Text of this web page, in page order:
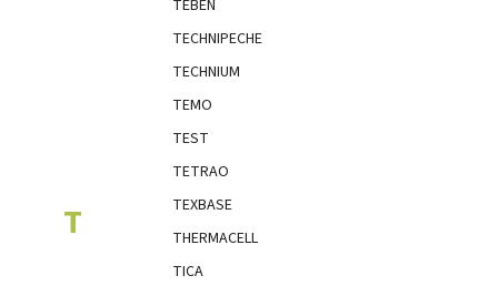
T
TEBEN
TECHNIPECHE
TECHNIUM
TEMO
TEST
TETRAO
TEXBASE
THERMACELL
TICA